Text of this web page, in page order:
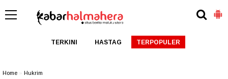
TERKINI HASTAG TERPOPULER
Home Hukrim